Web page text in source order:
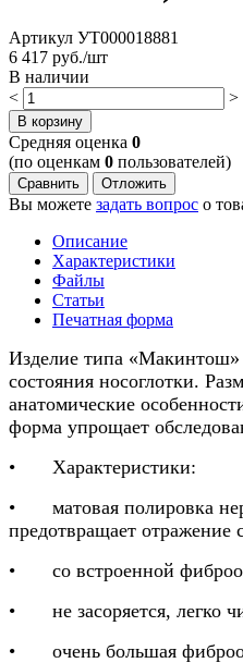
Артикул УТ000018881
6 417 руб./шт
В наличии
<
>
В корзину
Cредняя оценка 0
(по оценкам 0 пользователей)
Сравнить Отложить
Вы можете задать вопрос о
Описание
Характеристики
Файлы
Статьи
Печатная форма
Изделие типа «Макинтош»
состояния носоглотки.
анатомические
форма упрощает
•
Характеристики:
•
матовая полировка
предотвращает отражение
•
со встроенной
•
не засоряется, легко
•
очень большая